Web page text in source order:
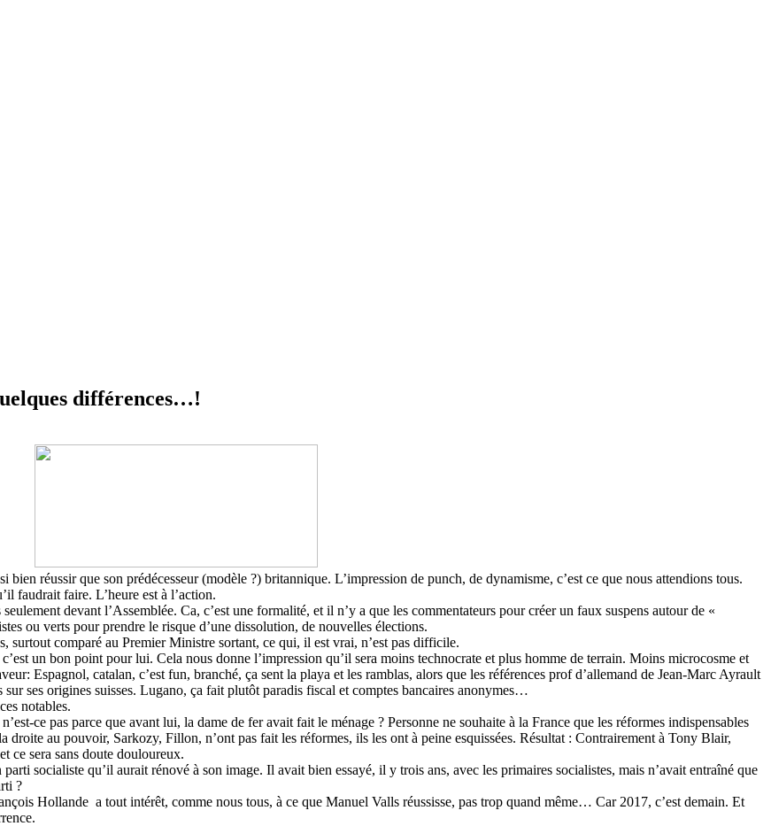
différences…!
réussir que son prédécesseur (modèle ?) britannique. L’impression de punch, de dynamisme, c’est ce que nous attendions tous.
faudrait faire. L’heure est à l’action.
devant l’Assemblée. Ca, c’est une formalité, et il n’y a que les commentateurs pour créer un faux suspens autour de «
ou verts pour prendre le risque d’une dissolution, de nouvelles élections.
surtout comparé au Premier Ministre sortant, ce qui, il est vrai, n’est pas difficile.
un bon point pour lui. Cela nous donne l’impression qu’il sera moins technocrate et plus homme de terrain. Moins microcosme et
Espagnol, catalan, c’est fun, branché, ça sent la playa et les ramblas, alors que les références prof d’allemand de Jean-Marc Ayrault
ses origines suisses. Lugano, ça fait plutôt paradis fiscal et comptes bancaires anonymes…
notables.
ce pas parce que avant lui, la dame de fer avait fait le ménage ? Personne ne souhaite à la France que les réformes indispensables
droite au pouvoir, Sarkozy, Fillon, n’ont pas fait les réformes, ils les ont à peine esquissées. Résultat : Contrairement à Tony Blair,
ce sera sans doute douloureux.
socialiste qu’il aurait rénové à son image. Il avait bien essayé, il y trois ans, avec les primaires socialistes, mais n’avait entraîné que
?
Hollande a tout intérêt, comme nous tous, à ce que Manuel Valls réussisse, pas trop quand même… Car 2017, c’est demain. Et